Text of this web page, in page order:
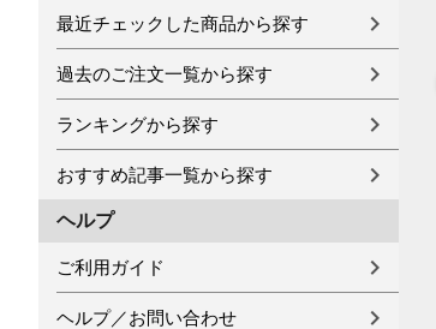
最近チェックした商品から探す
過去のご注文一覧から探す
ランキングから探す
おすすめ記事一覧から探す
ヘルプ
ご利用ガイド
ヘルプ／お問い合わせ